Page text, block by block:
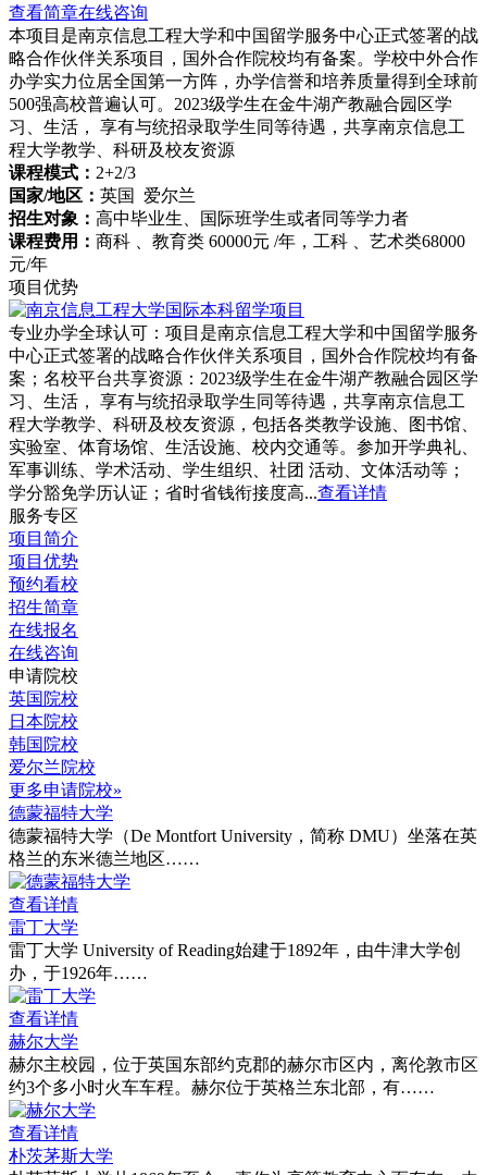
查看简章在线咨询
本项目是南京信息工程大学和中国留学服务中心正式签署的战
略合作伙伴关系项目，国外合作院校均有备案。学校中外合作
办学实力位居全国第一方阵，办学信誉和培养质量得到全球前
500强高校普遍认可。2023级学生在金牛湖产教融合园区学
习、生活， 享有与统招录取学生同等待遇，共享南京信息工
程大学教学、科研及校友资源
课程模式： 2+2/3
国家/地区： 英国 爱尔兰
招生对象： 高中毕业生、国际班学生或者同等学力者
课程费用： 商科 、教育类 60000元 /年，工科 、艺术类68000
元/年
项目优势
专业办学全球认可：项目是南京信息工程大学和中国留学服务
中心正式签署的战略合作伙伴关系项目，国外合作院校均有备
案；名校平台共享资源：2023级学生在金牛湖产教融合园区学
习、生活， 享有与统招录取学生同等待遇，共享南京信息工
程大学教学、科研及校友资源，包括各类教学设施、图书馆、
实验室、体育场馆、生活设施、校内交通等。参加开学典礼、
军事训练、学术活动、学生组织、社团 活动、文体活动等；
学分豁免学历认证；省时省钱衔接度高...查看详情
服务专区
项目简介
项目优势
预约看校
招生简章
在线报名
在线咨询
申请院校
英国院校
日本院校
韩国院校
爱尔兰院校
更多申请院校»
德蒙福特大学
德蒙福特大学（De Montfort University，简称 DMU）坐落在英
格兰的东米德兰地区……
查看详情
雷丁大学
雷丁大学 University of Reading始建于1892年，由牛津大学创
办，于1926年……
查看详情
赫尔大学
赫尔主校园，位于英国东部约克郡的赫尔市区内，离伦敦市区
约3个多小时火车车程。赫尔位于英格兰东北部，有……
查看详情
朴茨茅斯大学